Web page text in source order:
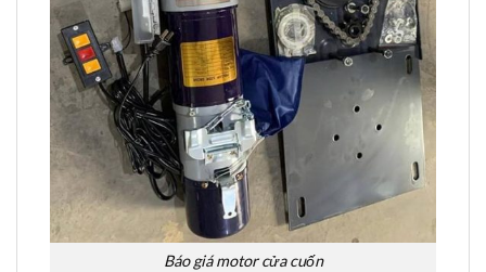
Báo giá motor cửa cuốn